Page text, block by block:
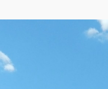
«Би́тцевский лес» – особо
уступающий по размерам только
на восток – 1,5-4 км. Назван по